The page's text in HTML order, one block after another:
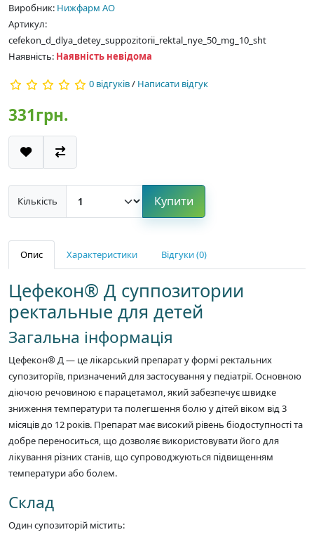
Виробник: Нижфарм АО
Артикул:
cefekon_d_dlya_detey_suppozitorii_rektal_nye_50_mg_10_sht
Наявність: Наявність невідома
0 відгуків/ Написати відгук
331грн.
Кількість Купити
Опис Характеристики Відгуки (0)
Цефекон® Д суппозитории
ректальные для детей
Загальна інформація
Цефекон® Д — це лікарський препарат у формі ректальних
супозиторіїв, призначений для застосування у педіатрії. Основною
діючою речовиною є парацетамол, який забезпечує швидке
зниження температури та полегшення болю у дітей віком від 3
місяців до 12 років. Препарат має високий рівень біодоступності та
добре переноситься, що дозволяє використовувати його для
лікування різних станів, що супроводжуються підвищенням
температури або болем.
Склад
Один супозиторій містить: